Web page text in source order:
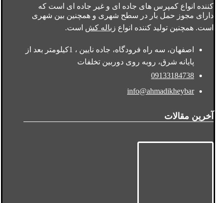
کننده انواع کمپرس های جاده ای و غیر جاده ای است که
دارای مجوز حمل بار در سطح شهری و همچنین بین شهری
است. همچنین تولید کننده انواع زباله کش است.
اصفهان، سه راه فرودگاه، جاده نایین ، 1کیلومتر بعد از
پایانه شرق، روبه روی دوربین تخلفات
09133184738
info@ahmadikheybar
آخرین مقالات